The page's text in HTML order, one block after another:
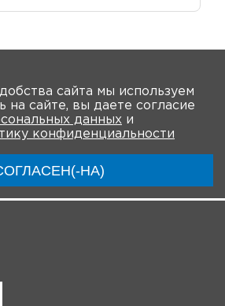
сайта мы используем
на сайте, вы даете согласие
данных и
конфиденциальности
НА)
Общая информация
Регистрация